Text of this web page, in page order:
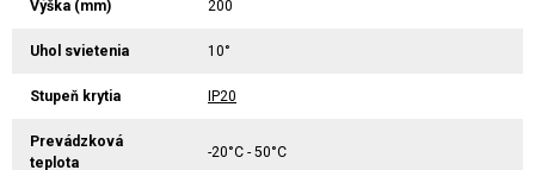
Výška (mm) 200
Uhol svietenia 10°
Stupeň krytia IP20
Prevádzková
teplota
-20°C - 50°C